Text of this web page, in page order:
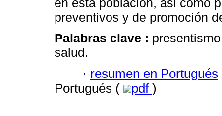
en esta población, asi como
preventivos y de promoción
Palabras clave :
salud.
· resumen en Portugués
Portugués (
pdf )